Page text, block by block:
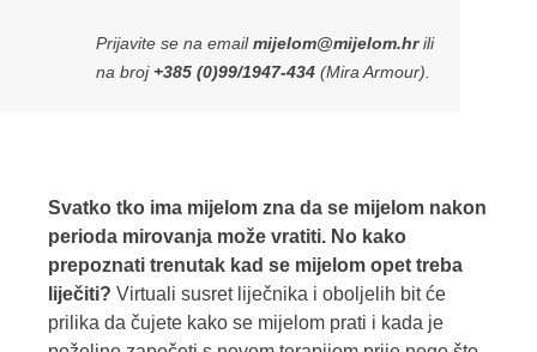
Prijavite se na emailmijelom@mijelom.hrili
na broj+385 (0)99/1947-434 (Mira Armour).
Svatko tko ima mijelom zna da se mijelom nakon
perioda mirovanja može vratiti. No kako
prepoznati trenutak kad se mijelom opet treba
liječiti? Virtuali susret liječnika i oboljelih bit će
prilika da čujete kako se mijelom prati i kada je